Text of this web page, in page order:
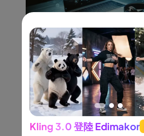
2026 年 8 大音樂轉錄軟體工具
Kling 3.0 登陸 Edimakor